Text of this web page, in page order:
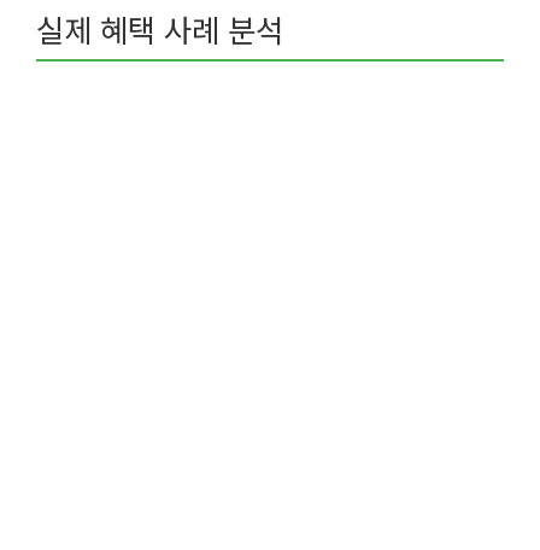
실제 혜택 사례 분석